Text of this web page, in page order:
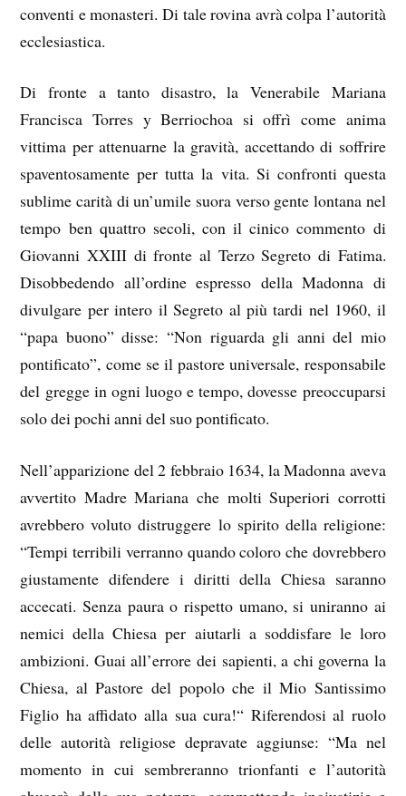
conventi e monasteri. Di tale rovina avrà colpa l’autorità
ecclesiastica.
Di fronte a tanto disastro, la Venerabile Mariana
Francisca Torres y Berriochoa si offrì come anima
vittima per attenuarne la gravità, accettando di soffrire
spaventosamente per tutta la vita. Si confronti questa
sublime carità di un’umile suora verso gente lontana nel
tempo ben quattro secoli, con il cinico commento di
Giovanni XXIII di fronte al Terzo Segreto di Fatima.
Disobbedendo all’ordine espresso della Madonna di
divulgare per intero il Segreto al più tardi nel 1960, il
“papa buono” disse: “Non riguarda gli anni del mio
pontificato”, come se il pastore universale, responsabile
del gregge in ogni luogo e tempo, dovesse preoccuparsi
solo dei pochi anni del suo pontificato.
Nell’apparizione del 2 febbraio 1634, la Madonna aveva
avvertito Madre Mariana che molti Superiori corrotti
avrebbero voluto distruggere lo spirito della religione:
“Tempi terribili verranno quando coloro che dovrebbero
giustamente difendere i diritti della Chiesa saranno
accecati. Senza paura o rispetto umano, si uniranno ai
nemici della Chiesa per aiutarli a soddisfare le loro
ambizioni. Guai all’errore dei sapienti, a chi governa la
Chiesa, al Pastore del popolo che il Mio Santissimo
Figlio ha affidato alla sua cura!“ Riferendosi al ruolo
delle autorità religiose depravate aggiunse: “Ma nel
momento in cui sembreranno trionfanti e l’autorità